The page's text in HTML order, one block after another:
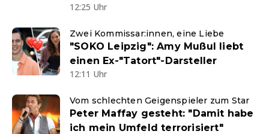
12:25 Uhr
Zwei Kommissar:innen, eine Liebe
"SOKO Leipzig": Amy Mußul liebt
einen Ex-"Tatort"-Darsteller
12:11 Uhr
Vom schlechten Geigenspieler zum Star
Peter Maffay gesteht: "Damit habe
ich mein Umfeld terrorisiert"